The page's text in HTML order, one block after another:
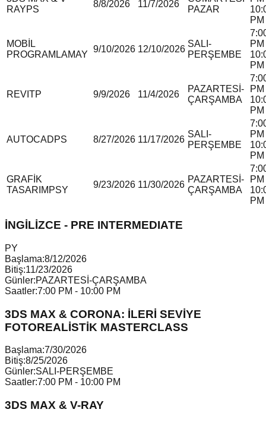
RAYPS
8/8/2026 11/7/2026
PAZAR
PM
MOBİL
PROGRAMLAMAY
9/10/2026 12/10/2026
SALI-
PERŞEMBE
PM
PM
REVITP 9/9/2026 11/4/2026
PAZARTESİ-
ÇARŞAMBA
PM
PM
AUTOCADPS 8/27/2026 11/17/2026
SALI-
PERŞEMBE
PM
PM
GRAFİK
TASARIM PSY
9/23/2026 11/30/2026
PAZARTESİ-
ÇARŞAMBA
PM
PM
İNGİLİZCE - PRE INTERMEDIATE
PY
Başlama:8/12/2026
Bitiş:11/23/2026
Günler:PAZARTESİ-ÇARŞAMBA
Saatler:7:00 PM - 10:00 PM
3DS MAX & CORONA: İLERİ SEVİYE
FOTOREALİSTİK MASTERCLASS
Başlama:7/30/2026
Bitiş:8/25/2026
Günler:SALI-PERŞEMBE
Saatler:7:00 PM - 10:00 PM
3DS MAX & V-RAY